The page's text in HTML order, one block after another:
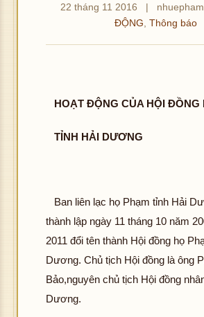
22 tháng 11 2016 | nhuepham
ĐỘNG Thông báo
HOẠT ĐỘNG CỦA HỘI ĐỒNG
TỈNH HẢI DƯƠNG
Ban liên lạc họ Phạm tỉnh Hải
thành lập ngày 11 tháng 10 năm
2011 đổi tên thành Hội đồng họ
Dương. Chủ tịch Hội đồng là ông
Bảo,nguyên chủ tịch Hội đồng
Dương.